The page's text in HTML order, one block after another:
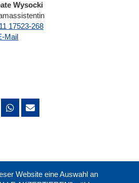
Wysocki
17523-268
Mail
Website eine Auswahl an